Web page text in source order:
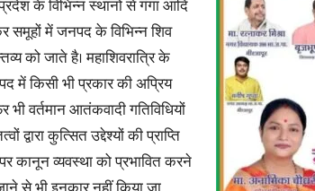
प्रदेश के विभिन्न स्थानों से गंगा आदि
समूहों में जनपद के विभिन्न शिव
को जाते है। महाशिवरात्रि के
में किसी भी प्रकार की अप्रिय
वर्तमान आतंकवादी गतिविधियों
कुत्सित उद्देश्यों की प्राप्ति
कानून व्यवस्था को प्रभावित करने